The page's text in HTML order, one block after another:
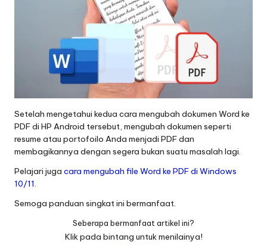
Setelah mengetahui kedua cara mengubah dokumen Word ke
PDF di HP Android tersebut, mengubah dokumen seperti
resume atau portofoilo Anda menjadi PDF dan
membagikannya dengan segera bukan suatu masalah lagi.
Pelajari juga cara mengubah file Word ke PDF di Windows
10/11.
Semoga panduan singkat ini bermanfaat.
Seberapa bermanfaat artikel ini?
Klik pada bintang untuk menilainya!